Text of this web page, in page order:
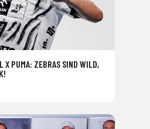
X PUMA: ZEBRAS SIND WILD,